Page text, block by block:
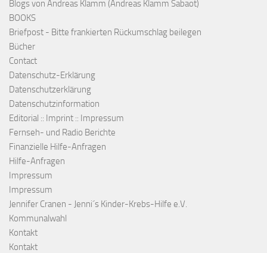
Blogs von Andreas Klamm (Andreas Klamm Sabaot)
BOOKS
Briefpost - Bitte frankierten Rückumschlag beilegen
Bücher
Contact
Datenschutz-Erklärung
Datenschutzerklärung
Datenschutzinformation
Editorial :: Imprint :: Impressum
Fernseh- und Radio Berichte
Finanzielle Hilfe-Anfragen
Hilfe-Anfragen
Impressum
Impressum
Jennifer Cranen - Jenni´s Kinder-Krebs-Hilfe e.V.
Kommunalwahl
Kontakt
Kontakt